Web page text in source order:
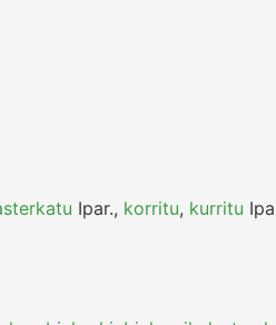
Ipar., korritu, kurritu